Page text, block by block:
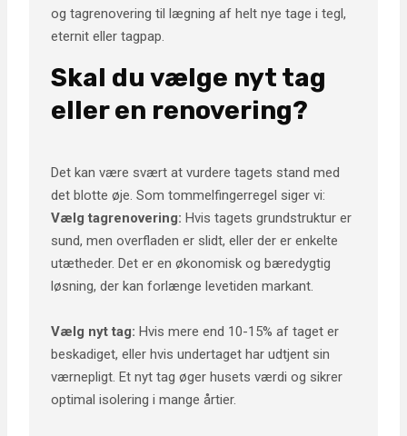
og tagrenovering til lægning af helt nye tage i tegl,
eternit eller tagpap.
Skal du vælge nyt tag
eller en renovering?
Det kan være svært at vurdere tagets stand med
det blotte øje. Som tommelfingerregel siger vi:
Vælg tagrenovering: Hvis tagets grundstruktur er
sund, men overfladen er slidt, eller der er enkelte
utætheder. Det er en økonomisk og bæredygtig
løsning, der kan forlænge levetiden markant.
Vælg nyt tag: Hvis mere end 10-15% af taget er
beskadiget, eller hvis undertaget har udtjent sin
værnepligt. Et nyt tag øger husets værdi og sikrer
optimal isolering i mange årtier.